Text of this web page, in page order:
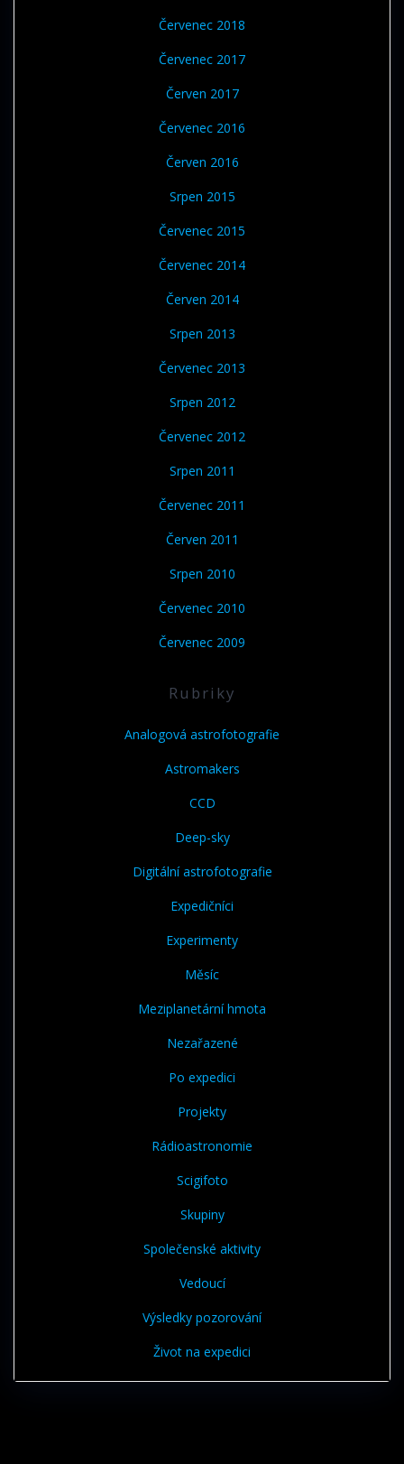
Červenec 2018
Červenec 2017
Červen 2017
Červenec 2016
Červen 2016
Srpen 2015
Červenec 2015
Červenec 2014
Červen 2014
Srpen 2013
Červenec 2013
Srpen 2012
Červenec 2012
Srpen 2011
Červenec 2011
Červen 2011
Srpen 2010
Červenec 2010
Červenec 2009
Rubriky
Analogová astrofotografie
Astromakers
CCD
Deep-sky
Digitální astrofotografie
Expedičníci
Experimenty
Měsíc
Meziplanetární hmota
Nezařazené
Po expedici
Projekty
Rádioastronomie
Scigifoto
Skupiny
Společenské aktivity
Vedoucí
Výsledky pozorování
Život na expedici